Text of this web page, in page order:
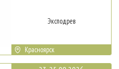
Эксподрев
Красноярск